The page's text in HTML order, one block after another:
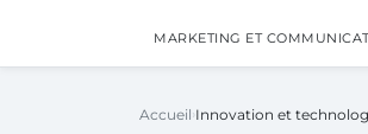
MARKETING ET
Accueil Innovation et